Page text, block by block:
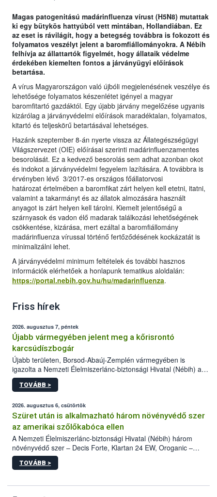
Magas patogenitású madárinfluenza vírust (H5N8) mutattak
ki egy bütykös hattyúból vett mintában, Hollandiában. Ez
az eset is rávilágít, hogy a betegség továbbra is fokozott és
folyamatos veszélyt jelent a baromfiállományokra. A Nébih
felhívja az állattartók figyelmét, hogy állataik védelme
érdekében kiemelten fontos a járványügyi előírások
betartása.
A vírus Magyarországon való újbóli megjelenésének veszélye és
lehetősége folyamatos készenlétet igényel a magyar
baromfitartó gazdáktól. Egy újabb járvány megelőzése ugyanis
kizárólag a járványvédelmi előírások maradéktalan, folyamatos,
kitartó és teljeskörű betartásával lehetséges.
Hazánk szeptember 8-án nyerte vissza az Állategészségügyi
Világszervezet (OIE) előírásai szerinti madárinfluenzamentes
besorolását. Ez a kedvező besorolás sem adhat azonban okot
és indokot a járványvédelmi fegyelem lazítására. A továbbra is
érvényben lévő 3/2017-es országos főállatorvosi
határozat értelmében a baromfikat zárt helyen kell etetni, itatni,
valamint a takarmányt és az állatok almozására használt
anyagot is zárt helyen kell tárolni. Kiemelt jelentőségű a
szárnyasok és vadon élő madarak találkozási lehetőségének
csökkentése, kizárása, mert ezáltal a baromfiállomány
madárinfluenza vírussal történő fertőződésének kockázatát is
minimalizálni lehet.
A járványvédelmi minimum feltételek és további hasznos
információk elérhetőek a honlapunk tematikus aloldalán:
https://portal.nebih.gov.hu/hu/madarinfluenza.
Friss hírek
2026. augusztus 7, péntek
Újabb vármegyében jelent meg a kőrisrontó
karcsúdíszbogár
Újabb területen, Borsod-Abaúj-Zemplén vármegyében is
igazolta a Nemzeti Élelmiszerlánc-biztonsági Hivatal (Nébih) a
kőrisrontó karcsúdíszbogár (Agrilus planipennis) jelenlétét. A
kártevőt nem csak színcsapdában találták meg, de már fertőzött
az intenzív felderítést, emellett az intézkedéseket a szlovák
hatósággal is összehangolják a terjedés megállítása érdekében.
TOVÁBB >
2026. augusztus 6, csütörtök
Szüret után is alkalmazható három növényvédő szer
az amerikai szőlőkabóca ellen
A Nemzeti Élelmiszerlánc-biztonsági Hivatal (Nébih) három
növényvédő szer – Decis Forte, Klartan 24 EW, Oroganic –
engedélyokiratát módosította, így azok a szüretet követően,
egészen a vesszőérettség (BBCH 91) stádiumáig
érésű szőlőkben is legyen lehetőség a károsító elleni további
TOVÁBB >